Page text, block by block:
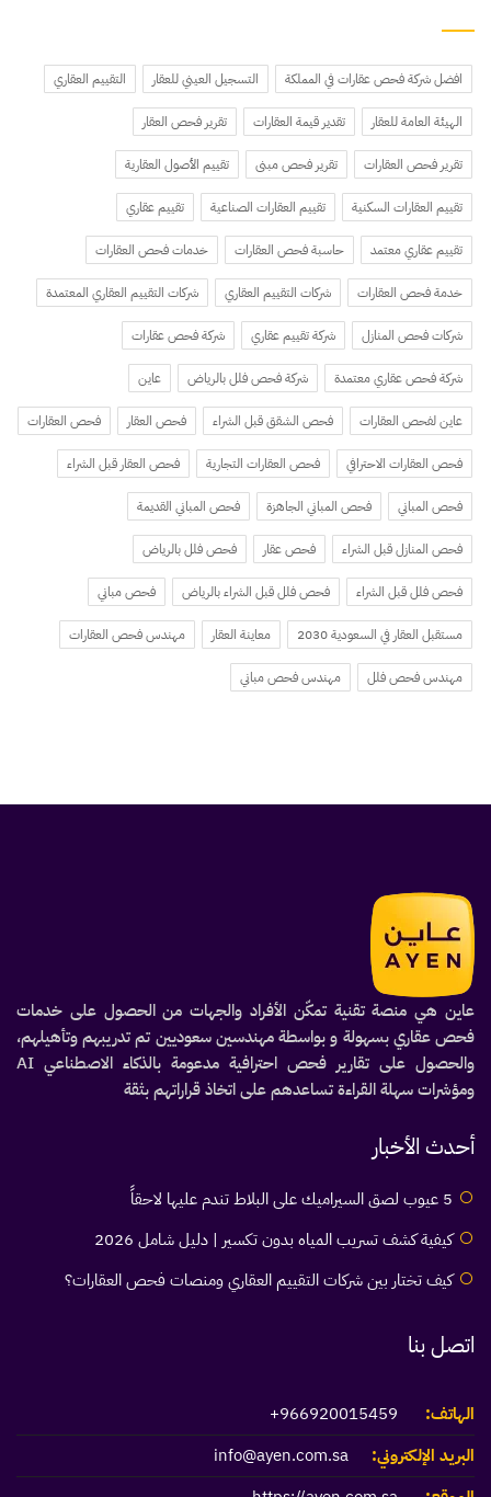
افضل شركة فحص عقارات في المملكة التسجيل العيني للعقار التقييم العقاري
الهيئة العامة للعقار تقدير قيمة العقارات تقرير فحص العقار
تقرير فحص العقارات تقرير فحص مبنى تقييم الأصول العقارية
تقييم العقارات السكنية تقييم العقارات الصناعية تقييم عقاري
تقييم عقاري معتمد حاسبة فحص العقارات خدمات فحص العقارات
خدمة فحص العقارات شركات التقييم العقاري شركات التقييم العقاري المعتمدة
شركات فحص المنازل شركة تقييم عقاري شركة فحص عقارات
شركة فحص عقاري معتمدة شركة فحص فلل بالرياض عاين
عاين لفحص العقارات فحص الشقق قبل الشراء فحص العقار فحص العقارات
فحص العقارات الاحترافي فحص العقارات التجارية فحص العقار قبل الشراء
فحص المباني فحص المباني الجاهزة فحص المباني القديمة
فحص المنازل قبل الشراء فحص عقار فحص فلل بالرياض
فحص فلل قبل الشراء فحص فلل قبل الشراء بالرياض فحص مباني
مستقبل العقار في السعودية 2030 معاينة العقار مهندس فحص العقارات
مهندس فحص فلل مهندس فحص مباني
عاين هي منصة تقنية تمكّن الأفراد والجهات من الحصول على خدمات
فحص عقاري بسهولة و بواسطة مهندسين سعوديين تم تدريبهم وتأهيلهم،
والحصول على تقارير فحص احترافية مدعومة بالذكاء الاصطناعي AI
ومؤشرات سهلة القراءة تساعدهم على اتخاذ قراراتهم بثقة
أحدث الأخبار
5 عيوب لصق السيراميك على البلاط تندم عليها لاحقاً
كيفية كشف تسريب المياه بدون تكسير | دليل شامل 2026
كيف تختار بين شركات التقييم العقاري ومنصات فحص العقارات؟
اتصل بنا
الهاتف:
966920015459+
البريد الإلكتروني:
info@ayen.com.sa